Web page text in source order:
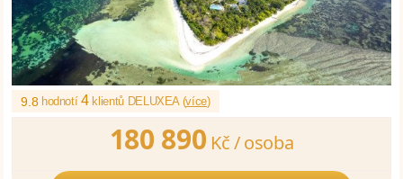
9.8 hodnotí4klientů DELUXEA (více)
180 890 Kč /osoba